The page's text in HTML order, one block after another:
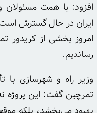
افزود: با همت مسئولان
ایران در حال گسترش است
امروز بخشی از کریدور
رساندیم.
وزیر راه و شهرسازی با
تمرچین گفت: این پروژه